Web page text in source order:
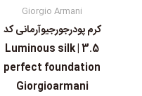
Giorgio Armani
کرم پودرجورجیوآرمانی کد
3.5 | Luminous silk
perfect foundation
Giorgioarmani